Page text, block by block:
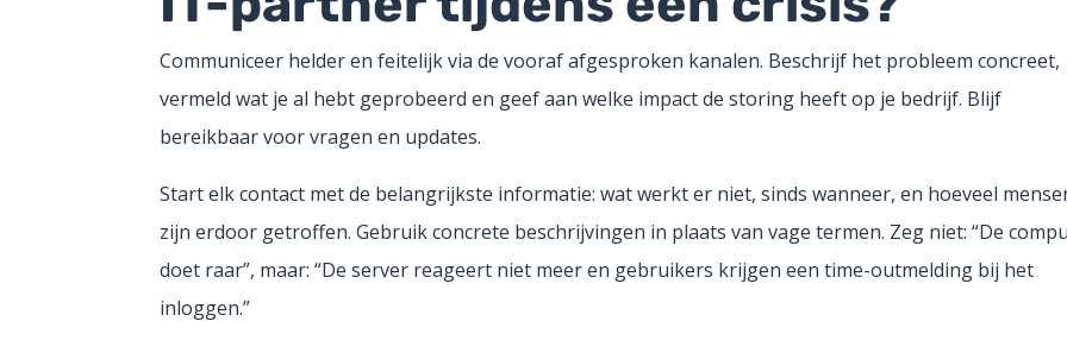
Communiceer helder en feitelijk via de vooraf afgesproken kanalen. Beschrijf het probleem concreet,
vermeld wat je al hebt geprobeerd en geef aan welke impact de storing heeft op je bedrijf. Blijf
bereikbaar voor vragen en updates.
Start elk contact met de belangrijkste informatie: wat werkt er niet, sinds wanneer, en hoeveel
zijn erdoor getroffen. Gebruik concrete beschrijvingen in plaats van vage termen. Zeg niet: “De
doet raar”, maar: “De server reageert niet meer en gebruikers krijgen een time-outmelding bij het
inloggen.”